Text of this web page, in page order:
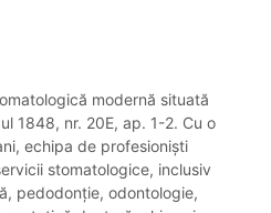
modernă situată
1848, nr. 20E, ap. 1-2. Cu o
echipa de profesioniști
stomatologice, inclusiv
pedodonție, odontologie,